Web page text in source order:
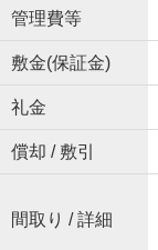
管理費等
敷金(保証金)
礼金
償却 / 敷引
間取り / 詳細